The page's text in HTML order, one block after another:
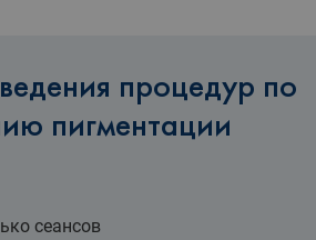
процедур по
пигментации
сеансов